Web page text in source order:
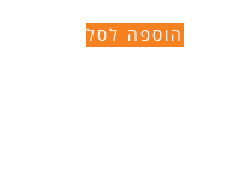
הוספה לסל